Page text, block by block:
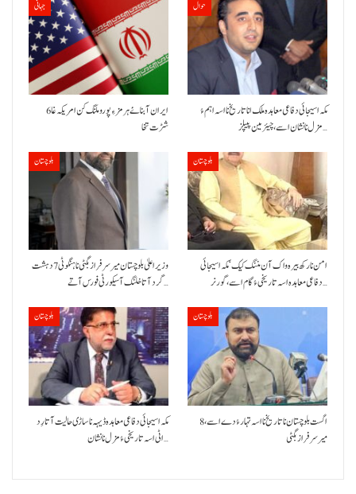
جہانی
ایران آبنائے ہرمز ءِ پورو ملنگ کن امریکہ غا 6
شڑت تخا
حوال
مکہ اسیجائی دفاعی معاہدہ ملک انا تاریخ نا اسہ اہم ءُ
مزل نا نشان اسے، چیئرمین پیپلز…
بلوچستان
وزیراعلیٰ بلوچستان میر سرفراز بگٹی نا ہنگو ٹی 7 دہشت
گرد آتا خلنگ آ سیکورٹی فورس آتے…
بلوچستان
امن نا رکھ بیرہ واک آن مننگ کیک‘ مکہ اسیجائی
دفاعی معاہدہ اسہ تاریخی ءُ گام اسے،گورنر…
بلوچستان
مکہ اسیجائی دفاعی معاہدہ ڈیہہ نا ساڑی حالیت آتا رِد
اٹی اسہ تاریخی ءُ مزل نا نشان…
بلوچستان
8 اگست بلوچستان نا تاریخ نا اسہ تہار ءُ دے اسے،
میرسرفراز بگٹی